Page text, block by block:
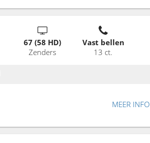
67 (58 HD)
Zenders
Vast bellen
13 ct.
MEER INFO